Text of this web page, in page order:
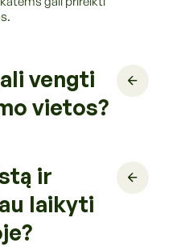
vengti
vietos?
ir
laikyti